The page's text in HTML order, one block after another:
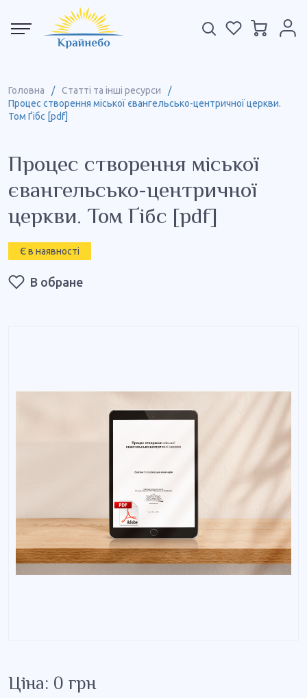
Головна / Статті та інші ресурси
/
Процес створення міської євангельсько-центричної церкви.
Том Ґібс [pdf]
Ціна: 0 грн
Процес створення міської
євангельсько-центричної
церкви. Том Ґібс [pdf]
Є в наявності
В обране